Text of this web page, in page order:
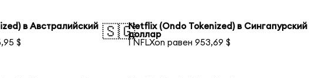
в Австралийский
$
🇸🇬Netflix (Ondo Tokenized) в Сингапурский
доллар
1 NFLXon равен 953,69 $